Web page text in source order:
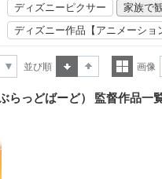
ディズニーピクサー 家族で
ディズニー作品【アニメーショ
並び順
表示
画像
らっどばーど） 監督作品一